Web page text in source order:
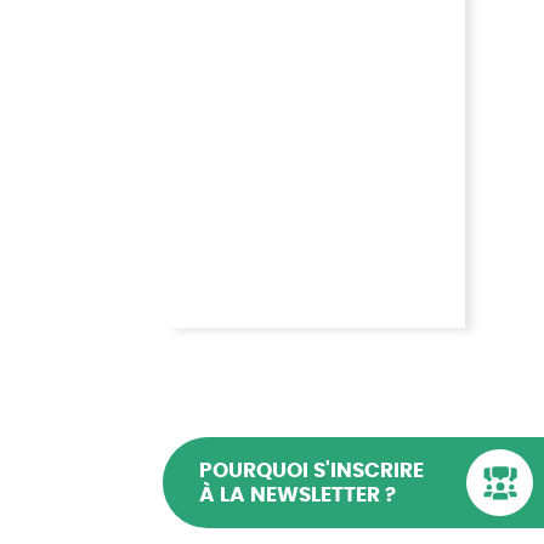
POURQUOI S'INSCRIRE
À LA NEWSLETTER ?